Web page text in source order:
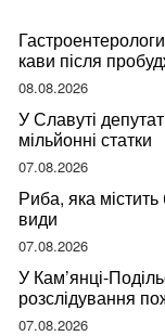
кави після
08.08.2026
У Славуті
мільйонні статки
07.08.2026
Риба, яка
види
07.08.2026
У Кам’янці-
розслідування
07.08.2026